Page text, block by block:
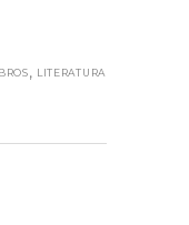
, LITERATURA